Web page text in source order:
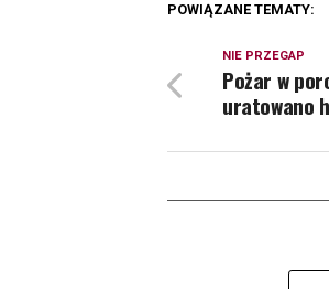
POWIĄZANE TEMATY:
NIE PRZEGAP
Pożar w
uratowano